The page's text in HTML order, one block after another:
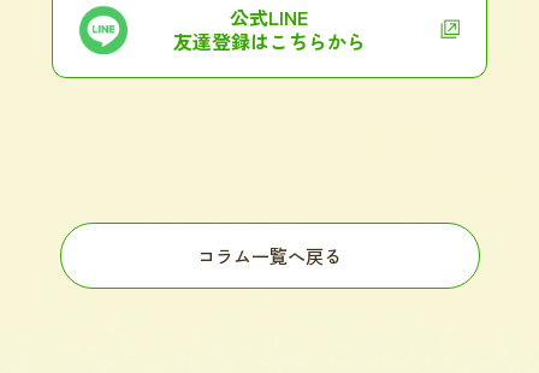
公式LINE
友達登録はこちらから
コラム一覧へ戻る